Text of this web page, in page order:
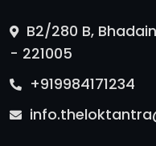
B2/280 B,
- 221005
+919984171234